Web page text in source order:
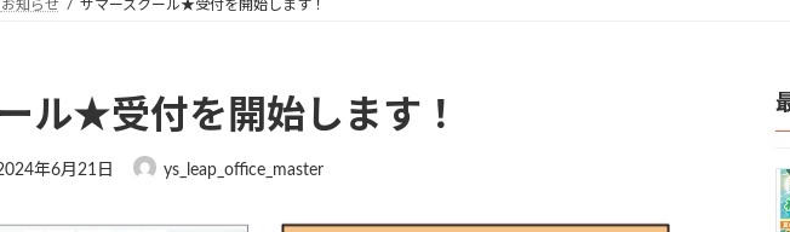
お知らせ サマースクール★受付を開始します！
ル★受付を開始します！
年6月21日 ys_leap_office_master